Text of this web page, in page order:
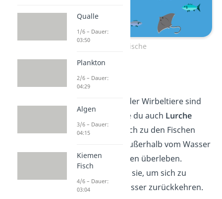
Fische
Amphibien
Die zweite Klasse der Wirbeltiere sind
Amphibien , die du auch Lurche
nennst. Im Vergleich zu den Fischen
können sie auch außerhalb vom Wasser
in feuchten Gebieten überleben.
Allerdings müssen sie, um sich zu
vermehren, ins Wasser zurückkehren.
Qualle
1/6 – Dauer:
03:50
Plankton
2/6 – Dauer:
04:29
Algen
3/6 – Dauer:
04:15
Kiemen
Fisch
4/6 – Dauer:
03:04